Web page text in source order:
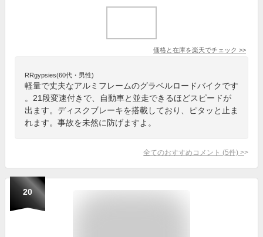
価格と在庫を楽天でチェック >>
RRgypsies(60代・男性)
軽量で丈夫なアルミフレームのグラベルロードバイクです
。21段変速付きで、自動車と並走できるほどスピードが
出ます。ディスクブレーキを搭載しており、ピタッと止ま
れます。事故を未然に防げますよ。
全てのおすすめコメント (5件) >
20